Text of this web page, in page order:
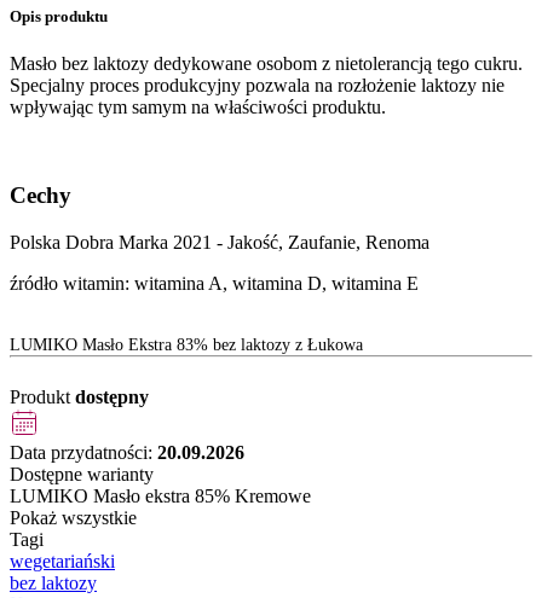
Opis produktu
Masło bez laktozy dedykowane osobom z nietolerancją tego cukru.
Specjalny proces produkcyjny pozwala na rozłożenie laktozy nie
wpływając tym samym na właściwości produktu.
Cechy
Polska Dobra Marka 2021 - Jakość, Zaufanie, Renoma
źródło witamin: witamina A, witamina D, witamina E
LUMIKO Masło Ekstra 83% bez laktozy z Łukowa
Produkt dostępny
Data przydatności: 20.09.2026
Dostępne warianty
LUMIKO Masło ekstra 85% Kremowe
Pokaż wszystkie
Tagi
wegetariański
bez laktozy